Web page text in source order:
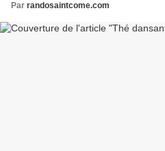
Par randosaintcome.com